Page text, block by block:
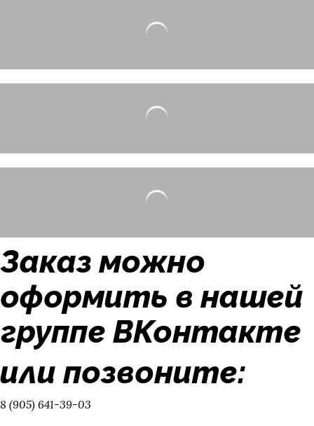
Заказ можно
оформить в нашей
группе ВКонтакте
или позвоните:
8 (905) 641-39-03